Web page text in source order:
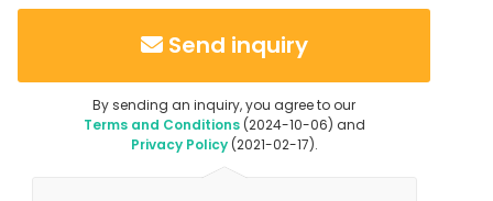
Send inquiry
By sending an inquiry, you agree to our
Terms and Conditions(2024-10-06) and
Privacy Policy(2021-02-17).